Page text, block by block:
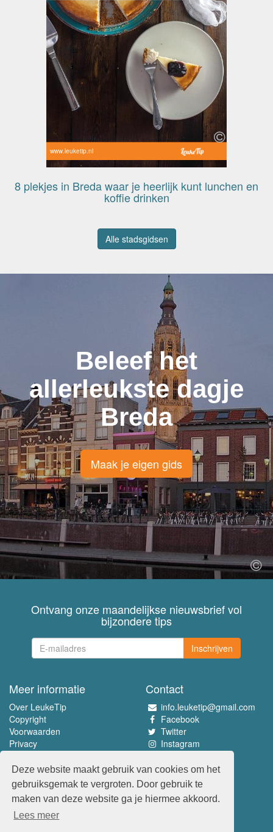
Deze website maakt gebruik van cookies om het
gebruiksgemak te vergroten. Door gebruik te
maken van deze website ga je hiermee akkoord.
Lees meer
www.leuketip.nl
8 plekjes in Breda waar je heerlijk kunt lunchen en
koffie drinken
Alle stadsgidsen
Beleef het
allerleukste dagje
Breda
Maak je eigen gids
Ontvang onze maandelijkse nieuwsbrief vol
bijzondere tips
Inschrijven
Meer informatie
Over LeukeTip
Copyright
Voorwaarden
Privacy
Contact
info.leuketip@gmail.com
Facebook
Twitter
Instagram
Beleef het allerleukste
www.leuketip.nl
www.leuketip.com
www.leuketip.de